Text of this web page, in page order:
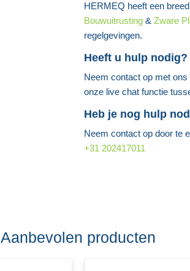
HERMEQ heeft een
Bouwuitrusting & Zware
regelgevingen.
Heeft u hulp nodig?
Neem contact op met
onze live chat functie
Heb je nog hulp
Neem contact op door te
+31 202417011
Aanbevolen producten